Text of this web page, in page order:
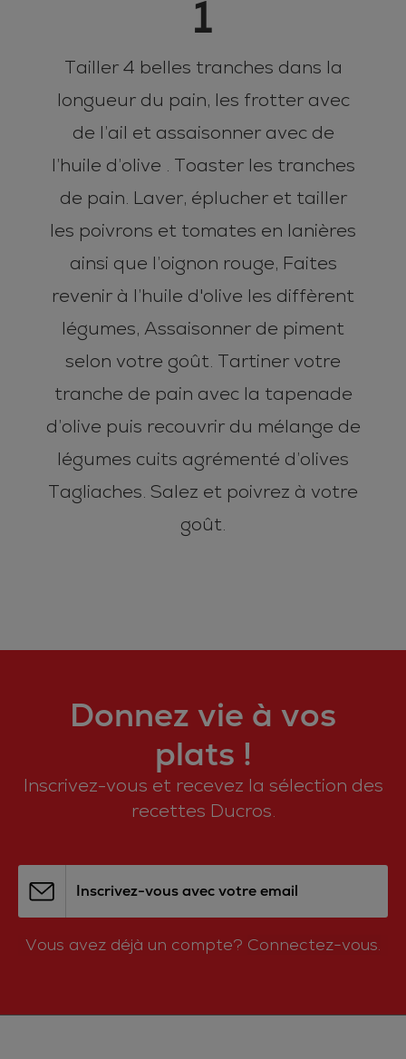
1
Tailler 4 belles tranches dans la
longueur du pain, les frotter avec
de l’ail et assaisonner avec de
l’huile d’olive . Toaster les tranches
de pain. Laver, éplucher et tailler
les poivrons et tomates en lanières
ainsi que l’oignon rouge, Faites
revenir à l’huile d'olive les diffèrent
légumes, Assaisonner de piment
selon votre goût. Tartiner votre
tranche de pain avec la tapenade
d’olive puis recouvrir du mélange de
légumes cuits agrémenté d’olives
Tagliaches. Salez et poivrez à votre
goût.
Donnez vie à vos
plats !
Inscrivez-vous et recevez la sélection des
recettes Ducros.
Inscrivez-vous avec votre email
Vous avez déjà un compte? Connectez-vous.